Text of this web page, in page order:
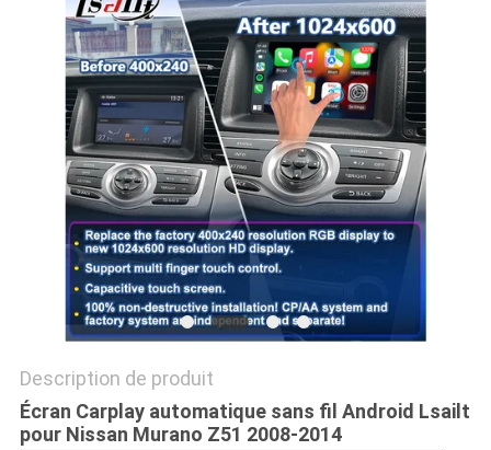
PLAN
PRIVACY
POLICY
Description de produit
Écran Carplay automatique sans fil Android Lsailt
pour Nissan Murano Z51 2008-2014